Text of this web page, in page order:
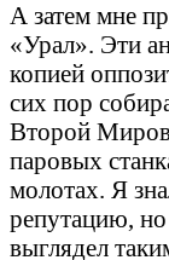
А затем мне
«Урал». Эти
копией
сих пор
Второй
паровых
молотах. Я
репутацию,
выглядел